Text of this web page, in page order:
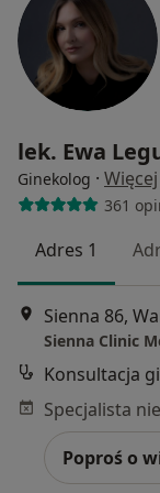
lek. Ewa
Ginekolog · Więcej
361
Adres 1
Sienna 86,
Sienna Clinic
Konsultacja
Poproś o